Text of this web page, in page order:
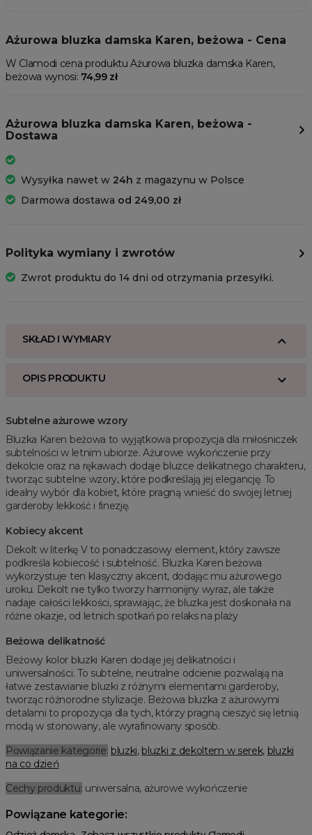
Ażurowa bluzka damska Karen, beżowa - Cena
W Clamodi cena produktu Ażurowa bluzka damska Karen,
beżowa wynosi: 74,99 zł
Ażurowa bluzka damska Karen, beżowa -
Dostawa
Wysyłka nawet w 24h z magazynu w Polsce
Darmowa dostawa od 249,00 zł
Polityka wymiany i zwrotów
Zwrot produktu do 14 dni od otrzymania przesyłki.
SKŁAD I WYMIARY
OPIS PRODUKTU
Subtelne ażurowe wzory
Bluzka Karen beżowa to wyjątkowa propozycja dla miłośniczek
subtelności w letnim ubiorze. Ażurowe wykończenie przy
dekolcie oraz na rękawach dodaje bluzce delikatnego charakteru,
tworząc subtelne wzory, które podkreślają jej elegancję. To
idealny wybór dla kobiet, które pragną wnieść do swojej letniej
garderoby lekkość i finezję.
Kobiecy akcent
Dekolt w literkę V to ponadczasowy element, który zawsze
podkreśla kobiecość i subtelność. Bluzka Karen beżowa
wykorzystuje ten klasyczny akcent, dodając mu ażurowego
uroku. Dekolt nie tylko tworzy harmonijny wyraz, ale także
nadaje całości lekkości, sprawiając, że bluzka jest doskonała na
różne okazje, od letnich spotkań po relaks na plaży
Beżowa delikatność
Beżowy kolor bluzki Karen dodaje jej delikatności i
uniwersalności. To subtelne, neutralne odcienie pozwalają na
łatwe zestawianie bluzki z różnymi elementami garderoby,
tworząc różnorodne stylizacje. Beżowa bluzka z ażurowymi
detalami to propozycja dla tych, którzy pragną cieszyć się letnią
modą w stonowany, ale wyrafinowany sposób.
Powiązanie kategorie: bluzki, bluzki z dekoltem w serek, bluzki
na co dzień
Cechy produktu: uniwersalna, ażurowe wykończenie
Powiązane kategorie: